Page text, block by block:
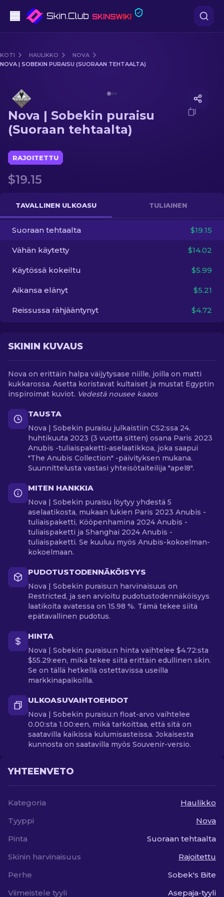
Keskitaso
Tarkka-ampuja
Hanska
Muut
FI
KOTI HAULIKKO
NOVA
NOVA | SOBEKIN PURAISU (SUORAAN TEHTAALTA)
Nova | Sobekin puraisu
(Suoraan tehtaalta)
RAJOITETTU
$19.15
TAVALLINEN ULKOASU TULIAINEN
Suoraan tehtaalta $19.15
Vähän käytetty $14.02
Käytössä kokeiltu $5.99
Aikansa elänyt $5.21
Reissussa rähjääntynyt $4.72
SKININ KUVAUS
Nova on erittäin halpa väijytysase niille, joilla on matti
kukkarossa. Asetta koristavat kultaiset ja mustat Egyptin
inspiroimat kuviot. Vedestä nousee kaaos
TAUSTA
Nova | Sobekin puraisu julkaistiin CS2:ssa 24.
huhtikuuta 2023 (3 vuotta sitten) osana Paris 2023
Anubis -tuliaispaketti-aselaatikkoa, joka saapui
"The Anubis Collection" -päivityksen mukana.
Suunnittelusta vastasi yhteisötaiteilija "apel8".
MITEN HANKKIA
Nova | Sobekin puraisu löytyy yhdestä 5
aselaatikosta, mukaan lukien Paris 2023 Anubis -
tuliaispaketti, Kööpenhamina 2024 Anubis -
tuliaispaketti ja Shanghai 2024 Anubis -
tuliaispaketti. Se kuuluu myös Anubis-kokoelman-
kokoelmaan.
PUDOTUSTODENNÄKÖISYYS
Nova | Sobekin puraisu:n harvinaisuus on
Restricted, ja sen arvioitu pudotustodennäköisyys
laatikoita avatessa on 15.98 %. Tämä tekee siitä
epätavallinen pudotus.
HINTA
Nova | Sobekin puraisu:n hinta vaihtelee $4.72:sta
$55.29:een, mikä tekee siitä erittäin edullinen skin.
Se on tällä hetkellä ostettavissa useilla
markkinapaikoilla.
ULKOASUVAIHTOEHDOT
Nova | Sobekin puraisu:n float-arvo vaihtelee
0.00:sta 1.00:een, mikä tarkoittaa, että sitä on
saatavilla kaikissa kulumisasteissa. Jokaisesta
kunnosta on saatavilla myös Souvenir-versio.
YHTEENVETO
Kategoria
Haulikko
Tyyppi
Nova
Pinta
Suoraan tehtaalta
Skinin harvinaisuus
Rajoitettu
Perhe
Sobek's Bite
Viimeistele tyyli
Asepaja-tyyli